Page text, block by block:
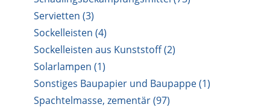
Servietten (3)
Sockelleisten (4)
Sockelleisten aus Kunststoff (2)
Solarlampen (1)
Sonstiges Baupapier und Baupappe (1)
Spachtelmasse, zementär (97)